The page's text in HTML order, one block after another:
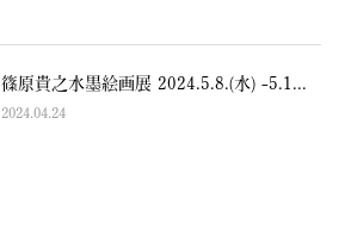
篠原貴之水墨絵画展 2024.5.8.(水) -5.1...
2024.04.24